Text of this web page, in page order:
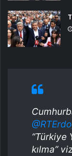
“Türkiye
kılma”